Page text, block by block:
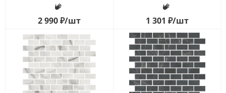
2 990₽/шт 1 301 ₽/шт